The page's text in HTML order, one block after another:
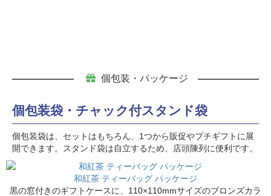
個包装・パッケージ
個包装袋・チャック付スタンド袋
個包装袋は、セットはもちろん、1つから販促やプチギフトに展
開できます。スタンド袋は自立するため、店頭陳列に便利です。
和紅茶 ティーバッグ パッケージ
黒の窓付きのギフトケースに、110×110mmサイズのブロンズカラ